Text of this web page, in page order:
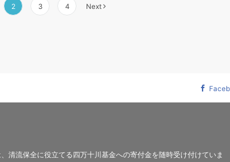
2 3 4 Next
清流保全に役立てる四万十川基金への寄付金を随時受け付けていま